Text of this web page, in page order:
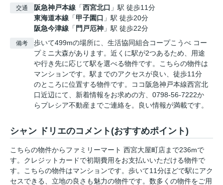
交通 阪急神戸本線 「西宮北口 」駅 徒歩11分
東海道本線 「甲子園口 」駅 徒歩20分
阪急今津線 「 門戸厄神 」駅 徒歩22分
備考
歩いて499mの場所に、生活協同組合コープこうべ コー
プミニ大森があります。近くに駅が2つあるため、用途
や行き先に応じて駅を選べる物件です。こちらの物件は
マンションです。駅までのアクセスが良い、徒歩11分
のところに位置する物件です。ココ阪急神戸本線西宮北
口近辺にて、新着情報をお求めの方、0798-56-7222か
らプレシア不動産までご連絡を。良い情報が満載です。
シャン ドリエのコメント(おすすめポイント)
こちらの物件からファミリーマート 西宮大屋町店まで236mで
す。クレジットカードで初期費用をお支払いいただける物件で
す。こちらの物件はマンションです。歩いて11分ほどで駅にアク
セスできる、立地の良さも魅力の物件です。数多くの物件をご用